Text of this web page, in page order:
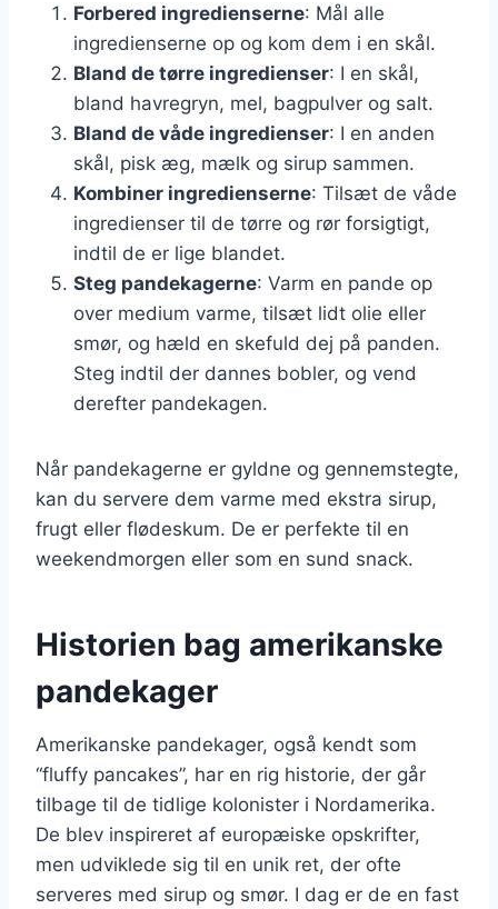
Forbered ingredienserne: Mål alle
ingredienserne op og kom dem i en skål.
Bland de tørre ingredienser: I en skål,
bland havregryn, mel, bagpulver og salt.
Bland de våde ingredienser: I en anden
skål, pisk æg, mælk og sirup sammen.
Kombiner ingredienserne: Tilsæt de våde
ingredienser til de tørre og rør forsigtigt,
indtil de er lige blandet.
Steg pandekagerne: Varm en pande op
over medium varme, tilsæt lidt olie eller
smør, og hæld en skefuld dej på panden.
Steg indtil der dannes bobler, og vend
derefter pandekagen.
Når pandekagerne er gyldne og gennemstegte,
kan du servere dem varme med ekstra sirup,
frugt eller flødeskum. De er perfekte til en
weekendmorgen eller som en sund snack.
Historien bag amerikanske
pandekager
Amerikanske pandekager, også kendt som
“fluffy pancakes”, har en rig historie, der går
tilbage til de tidlige kolonister i Nordamerika.
De blev inspireret af europæiske opskrifter,
men udviklede sig til en unik ret, der ofte
serveres med sirup og smør. I dag er de en fast